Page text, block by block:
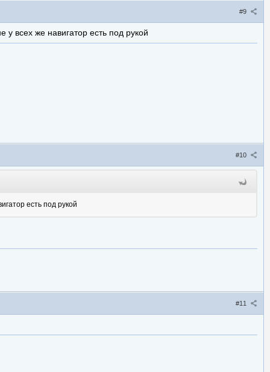
#9
всех же навигатор есть под рукой
#10
есть под рукой
#11